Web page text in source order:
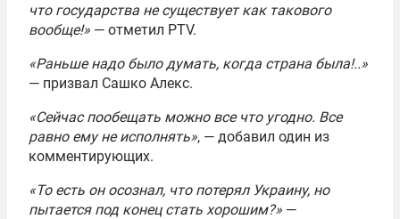
что государства не существует как такового
вообще!» — отметил PTV.
«Раньше надо было думать, когда страна была!..»
— призвал Сашко Алекс.
«Сейчас пообещать можно все что угодно. Все
равно ему не исполнять», — добавил один из
комментирующих.
«То есть он осознал, что потерял Украину, но
пытается под конец стать хорошим?» —